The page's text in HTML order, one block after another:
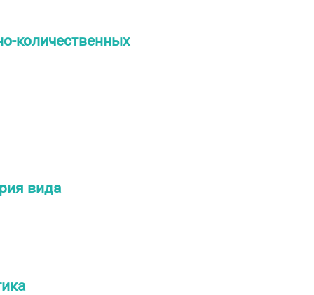
количественных
вида